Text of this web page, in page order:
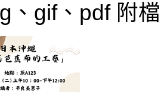
、gif、pdf 附